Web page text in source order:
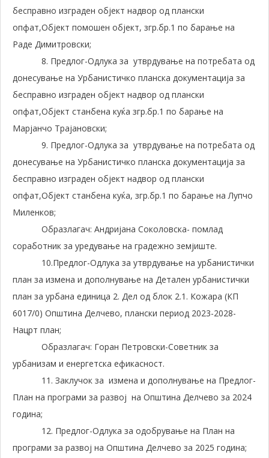
бесправно изграден објект надвор од плански
опфат,Објект помошен објект, згр.бр.1 по барање на
Раде Димитровски;
8. Предлог-Одлука за утврдување на потребата од
донесување на Урбанистичко планска документација за
бесправно изграден објект надвор од плански
опфат,Објект станбена куќа згр.бр.1 по барање на
Марјанчо Трајановски;
9. Предлог-Одлука за утврдување на потребата од
донесување на Урбанистичко планска документација за
бесправно изграден објект надвор од плански
опфат,Објект станбена куќа, згр.бр.1 по барање на Лупчо
Миленков;
Образлагач: Андријана Соколовска- помлад
соработник за уредување на градежно земјиште.
10.Предлог-Одлука за утврдување на урбанистички
план за измена и дополнување на Детален урбанистички
план за урбана единица 2. Дел од блок 2.1. Кожара (КП
6017/0) Општина Делчево, плански период 2023-2028-
Нацрт план;
Образлагач: Горан Петровски-Советник за
урбанизам и енергетска ефикасност.
11. Заклучок за измена и дополнување на Предлог-
План на програми за развој на Општина Делчево за 2024
година;
12. Предлог-Одлука за одобрување на План на
програми за развој на Општина Делчево за 2025 година;